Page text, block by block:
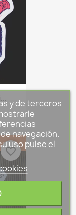
favorite_border
y de terceros
navegación.
uso pulse el